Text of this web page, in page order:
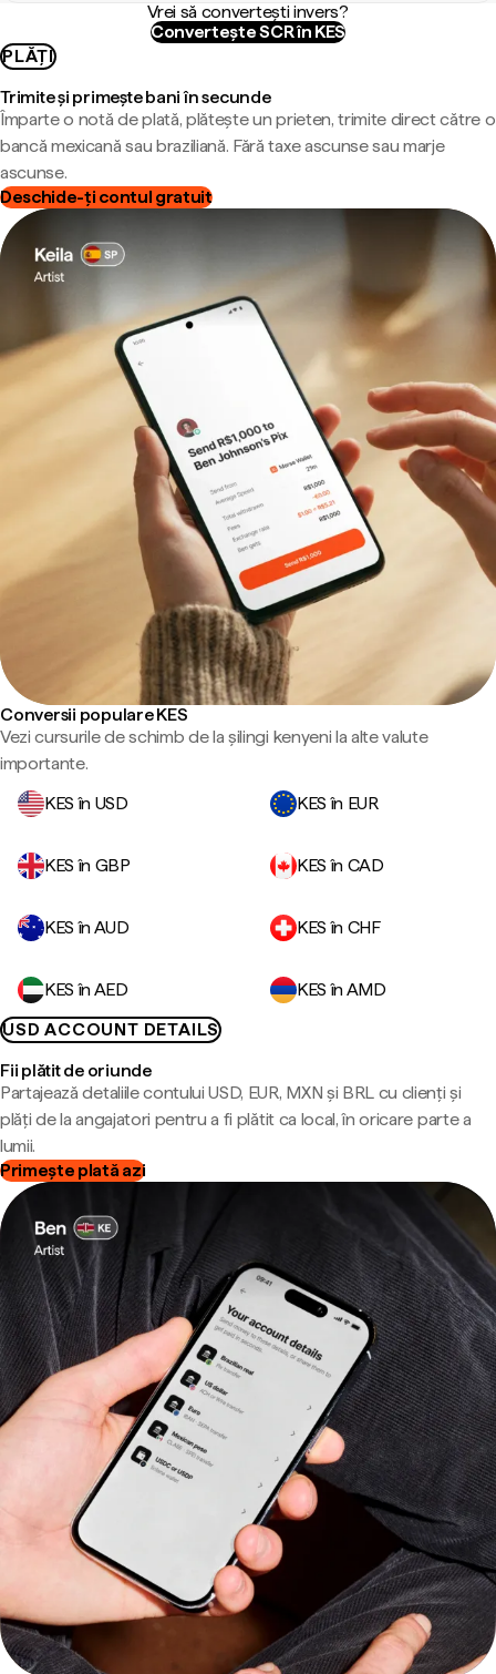
Vrei să convertești invers?
Convertește SCR în KES
PLĂȚI
Trimite și primește bani în secunde
Împarte o notă de plată, plătește un prieten, trimite direct către o
bancă mexicană sau braziliană. Fără taxe ascunse sau marje
ascunse.
Deschide-ți contul gratuit
Conversii populare KES
Vezi cursurile de schimb de la șilingi kenyeni la alte valute
importante.
KES în USD
KES în EUR
KES în GBP KES în CAD
KES în AUD KES în CHF
KES în AED
KES în AMD
USD ACCOUNT DETAILS
Fii plătit de oriunde
Partajează detaliile contului USD, EUR, MXN și BRL cu clienți și
plăți de la angajatori pentru a fi plătit ca local, în oricare parte a
lumii.
Primește plată azi